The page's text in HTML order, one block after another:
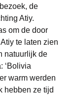
de
Atiy.
om de door
te laten zien
natuurlijk de
‘Bolivia
warm werden
hebben ze tijd